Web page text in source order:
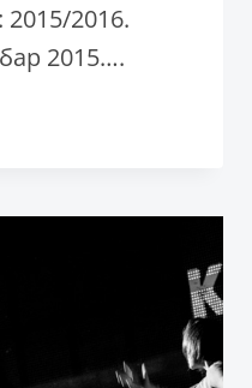
2016.
2015….